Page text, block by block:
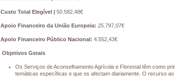
Custo Total Elegível | 50.582,48€
Apoio Financeiro da União Europeia: 25.797,07€
Apoio Financeiro Público Nacional: 4.552,43€
Objetivos Gerais
Os Serviços de Aconselhamento Agrícola e Florestal têm como
temáticas específicas e que os afectam diariamente. O recurso